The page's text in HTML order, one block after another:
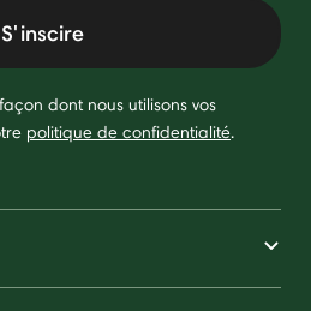
S'inscire
dont nous utilisons vos
politique de confidentialité.